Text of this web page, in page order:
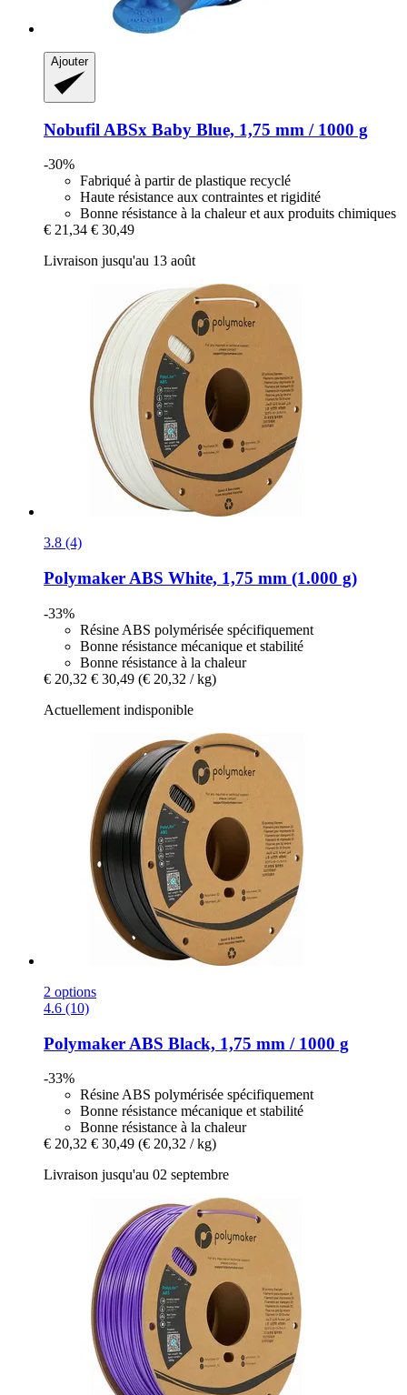
Ajouter
Nobufil ABSx Baby Blue, 1,75 mm / 1000 g
-30%
Fabriqué à partir de plastique recyclé
Haute résistance aux contraintes et rigidité
Bonne résistance à la chaleur et aux produits chimiques
€ 21,34 € 30,49
Livraison jusqu'au 13 août
3.8 (4)
Polymaker ABS White, 1,75 mm (1.000 g)
-33%
Résine ABS polymérisée spécifiquement
Bonne résistance mécanique et stabilité
Bonne résistance à la chaleur
€ 20,32 € 30,49 (€ 20,32 / kg)
Actuellement indisponible
2 options
4.6 (10)
Polymaker ABS Black, 1,75 mm / 1000 g
-33%
Résine ABS polymérisée spécifiquement
Bonne résistance mécanique et stabilité
Bonne résistance à la chaleur
€ 20,32 € 30,49 (€ 20,32 / kg)
Livraison jusqu'au 02 septembre